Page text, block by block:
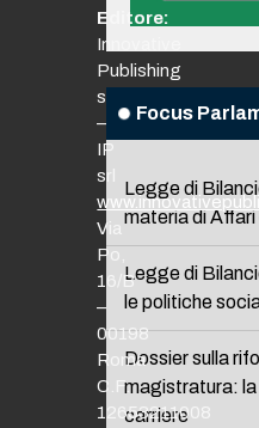
Focus
Legge di
materia di
Legge di
le politiche
Dossier sulla
magistratura:
carriere
Editore:
Innovative
Publishing
srl
–
IP
srl
Via
Po,
16/B
–
00198
Roma
C.F.
12653211008